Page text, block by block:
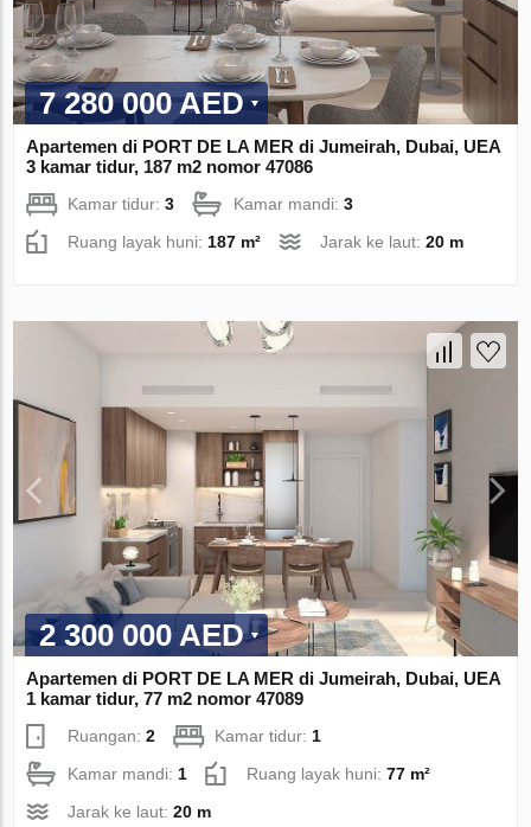
7 280 000 AED
Apartemen di PORT DE LA MER di Jumeirah, Dubai, UEA
3 kamar tidur, 187 m2 nomor 47086
Kamar tidur:3 Kamar mandi:3
Ruang layak huni: 187 m² Jarak ke laut:20 m
2 300 000 AED
Apartemen di PORT DE LA MER di Jumeirah, Dubai, UEA
1 kamar tidur, 77 m2 nomor 47089
Ruangan:2 Kamar tidur:1
Kamar mandi:1 Ruang layak huni:77 m²
Jarak ke laut:20 m